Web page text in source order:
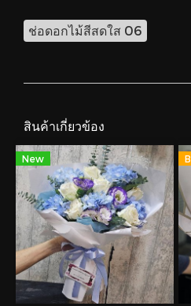
ช่อดอกไม้สีสดใส 06
สินค้าเกี่ยวข้อง
New